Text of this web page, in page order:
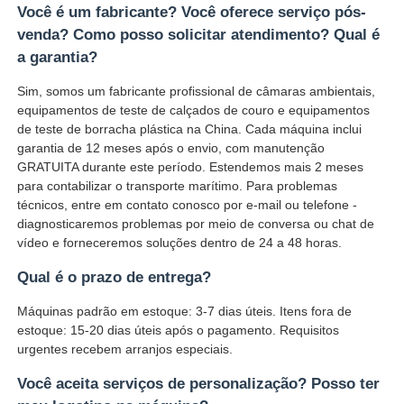
Você é um fabricante? Você oferece serviço pós-
venda? Como posso solicitar atendimento? Qual é
a garantia?
Sim, somos um fabricante profissional de câmaras ambientais,
equipamentos de teste de calçados de couro e equipamentos
de teste de borracha plástica na China. Cada máquina inclui
garantia de 12 meses após o envio, com manutenção
GRATUITA durante este período. Estendemos mais 2 meses
para contabilizar o transporte marítimo. Para problemas
técnicos, entre em contato conosco por e-mail ou telefone -
diagnosticaremos problemas por meio de conversa ou chat de
vídeo e forneceremos soluções dentro de 24 a 48 horas.
Qual é o prazo de entrega?
Máquinas padrão em estoque: 3-7 dias úteis. Itens fora de
estoque: 15-20 dias úteis após o pagamento. Requisitos
urgentes recebem arranjos especiais.
Você aceita serviços de personalização? Posso ter